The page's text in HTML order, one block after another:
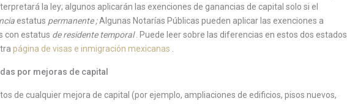
la ley; algunos aplicarán las exenciones de ganancias de capital solo si el
estatus permanente ;Algunas Notarías Públicas pueden aplicar las exenciones a
con estatus de residente temporal . Puede leer sobre las diferencias en estos dos estados
página de visas e inmigración mexicanas
por mejoras de capital
de cualquier mejora de capital (por ejemplo, ampliaciones de edificios, pisos nuevos,